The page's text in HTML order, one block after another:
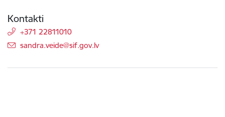
Kontakti
+371 22811010
E-pasts:
sandra.veide@sif.gov.lv